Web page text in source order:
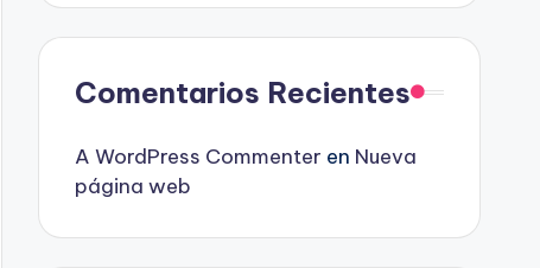
Comentarios Recientes
A WordPress Commenter en Nueva
página web